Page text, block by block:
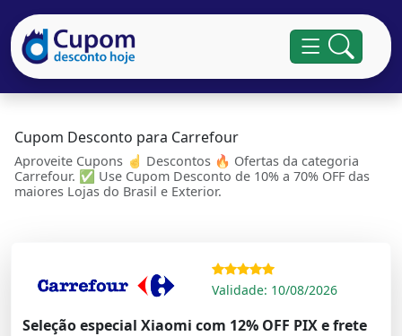
Cupom Desconto para Carrefour
Aproveite Cupons ☝ Descontos 🔥 Ofertas da categoria
Carrefour. ✅ Use Cupom Desconto de 10% a 70% OFF das
maiores Lojas do Brasil e Exterior.
Validade: 10/08/2026
Seleção especial Xiaomi com 12% OFF PIX e frete